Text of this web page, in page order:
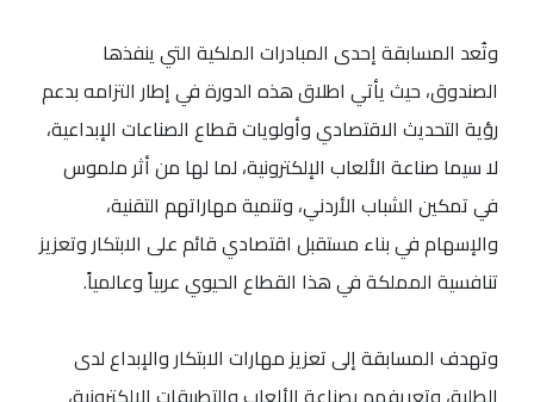
وتُعد المسابقة إحدى المبادرات الملكية التي ينفذها
الصندوق، حيث يأتي اطلاق هذه الدورة في إطار التزامه بدعم
رؤية التحديث الاقتصادي وأولويات قطاع الصناعات الإبداعية،
لا سيما صناعة الألعاب الإلكترونية، لما لها من أثر ملموس
في تمكين الشباب الأردني، وتنمية مهاراتهم التقنية،
والإسهام في بناء مستقبل اقتصادي قائم على الابتكار وتعزيز
تنافسية المملكة في هذا القطاع الحيوي عربياً وعالمياً.
وتهدف المسابقة إلى تعزيز مهارات الابتكار والإبداع لدى